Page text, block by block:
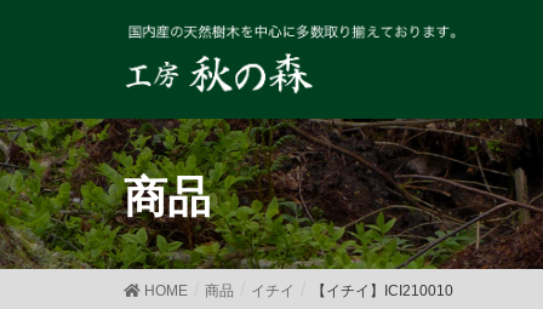
商品
HOME 商品 イチイ 【イチイ】ICI210010